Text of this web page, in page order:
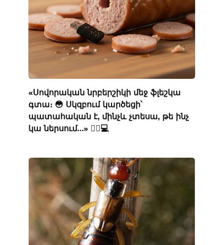
«Սովորական նրբերշիկի մեջ ֆլեշկա
գտա։ 😳 Սկզբում կարծեցի՝
պատահական է, մինչև չտեսա, թե ինչ
կա ներսում…» 🕵️‍♂️💻